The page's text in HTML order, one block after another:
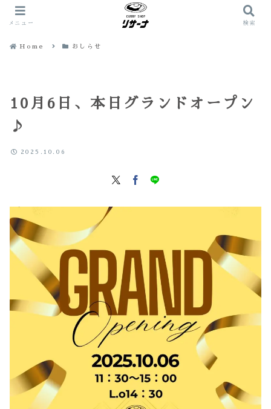
Home おしらせ
10月6日、本日グランドオープン
♪
2025.10.06
メニュー 検索